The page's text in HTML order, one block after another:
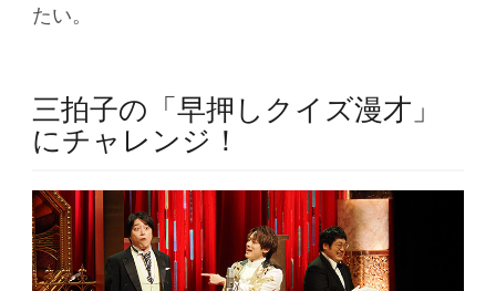
たい。
三拍子の「早押しクイズ漫才」
にチャレンジ！